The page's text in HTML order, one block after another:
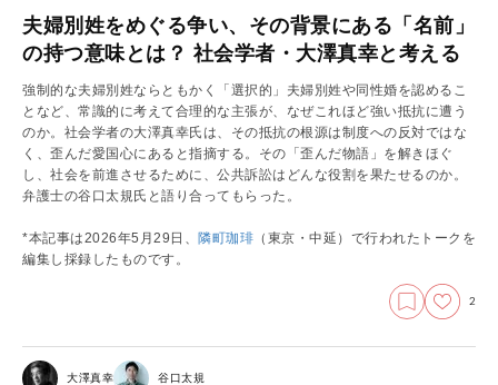
夫婦別姓をめぐる争い、その背景にある「名前」
の持つ意味とは？ 社会学者・大澤真幸と考える
強制的な夫婦別姓ならともかく「選択的」夫婦別姓や同性婚を認めるこ
となど、常識的に考えて合理的な主張が、なぜこれほど強い抵抗に遭う
のか。社会学者の大澤真幸氏は、その抵抗の根源は制度への反対ではな
く、歪んだ愛国心にあると指摘する。その「歪んだ物語」を解きほぐ
し、社会を前進させるために、公共訴訟はどんな役割を果たせるのか。
弁護士の谷口太規氏と語り合ってもらった。
*本記事は2026年5月29日、 隣町珈琲 （東京・中延）で行われたトークを
編集し採録したものです。
2
大澤真幸 谷口太規